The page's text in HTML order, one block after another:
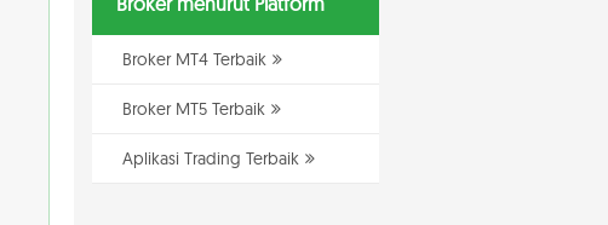
Broker MT4 Terbaik
Broker MT5 Terbaik
Aplikasi Trading Terbaik